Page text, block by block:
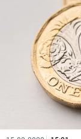
61
61
57
269
242
243
682